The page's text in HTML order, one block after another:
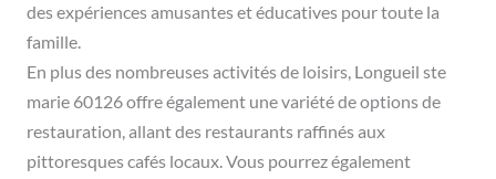
des expériences amusantes et éducatives pour toute la
famille.
En plus des nombreuses activités de loisirs, Longueil ste
marie 60126 offre également une variété de options de
restauration, allant des restaurants raffinés aux
pittoresques cafés locaux. Vous pourrez également